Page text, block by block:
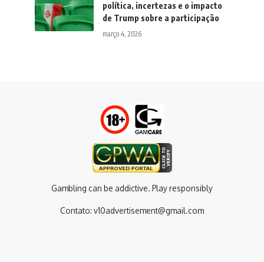
política, incertezas e o impacto
de Trump sobre a participação
março 4, 2026
Gambling can be addictive. Play responsibly
Contato: v10advertisement@gmail.com